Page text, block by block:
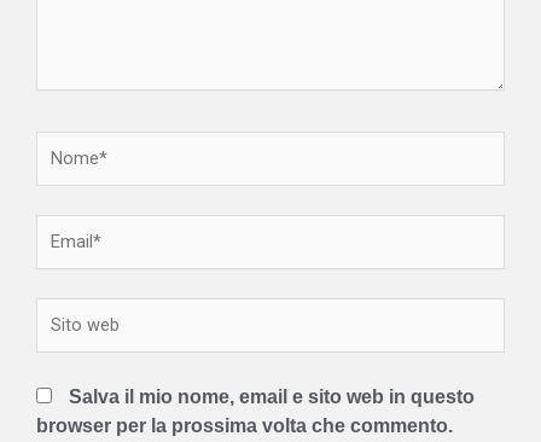
Salva il mio nome, email e sito web in questo
browser per la prossima volta che commento.